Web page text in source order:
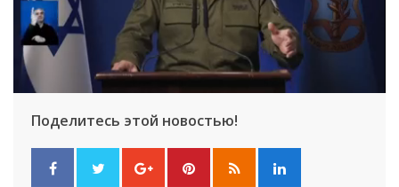
Поделитесь этой новостью!